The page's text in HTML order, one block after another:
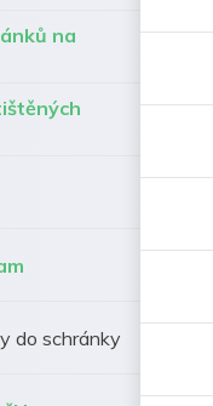
na
do schránky